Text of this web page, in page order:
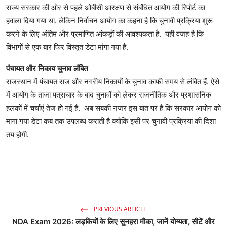
राज्य सरकार की ओर से पहले ओबीसी आरक्षण से संबंधित आयोग की रिपोर्ट का
हवाला दिया गया था, लेकिन निर्वाचन आयोग का कहना है कि चुनावी प्रक्रिया शुरू
करने के लिए अंतिम और प्रमाणित आंकड़ों की आवश्यकता है. यही वजह है कि
विभागों से एक बार फिर विस्तृत डेटा मांगा गया है.
पंचायत और निकाय चुनाव लंबित
राजस्थान में पंचायत राज और नगरीय निकायों के चुनाव काफी समय से लंबित हैं. ऐसे
में आयोग के ताजा पत्राचार के बाद चुनावों को लेकर राजनीतिक और प्रशासनिक
हलकों में चर्चाएं तेज हो गई हैं. अब सबकी नजर इस बात पर है कि सरकार आयोग को
मांगा गया डेटा कब तक उपलब्ध कराती है क्योंकि इसी पर चुनावी प्रक्रिया की दिशा
तय होगी.
PREVIOUS ARTICLE
NDA Exam 2026: लड़कियों के लिए सुनहरा मौका, जानें योग्यता, सीटें और